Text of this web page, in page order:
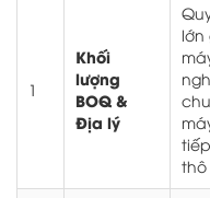
1
Khối
lượng
BOQ &
Địa lý
lớn
thô